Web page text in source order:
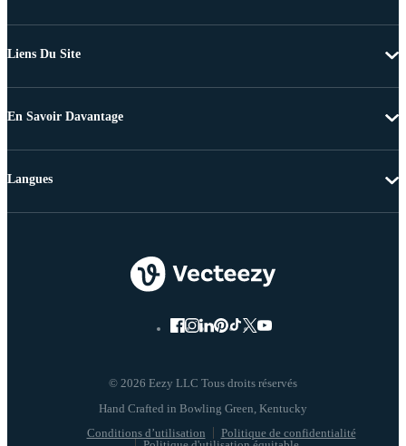
Liens Du Site
En Savoir Davantage
© 2026 Eezy LLC Tous droits réservés
Conditions d’utilisation
Politique de confidentialité
Langues